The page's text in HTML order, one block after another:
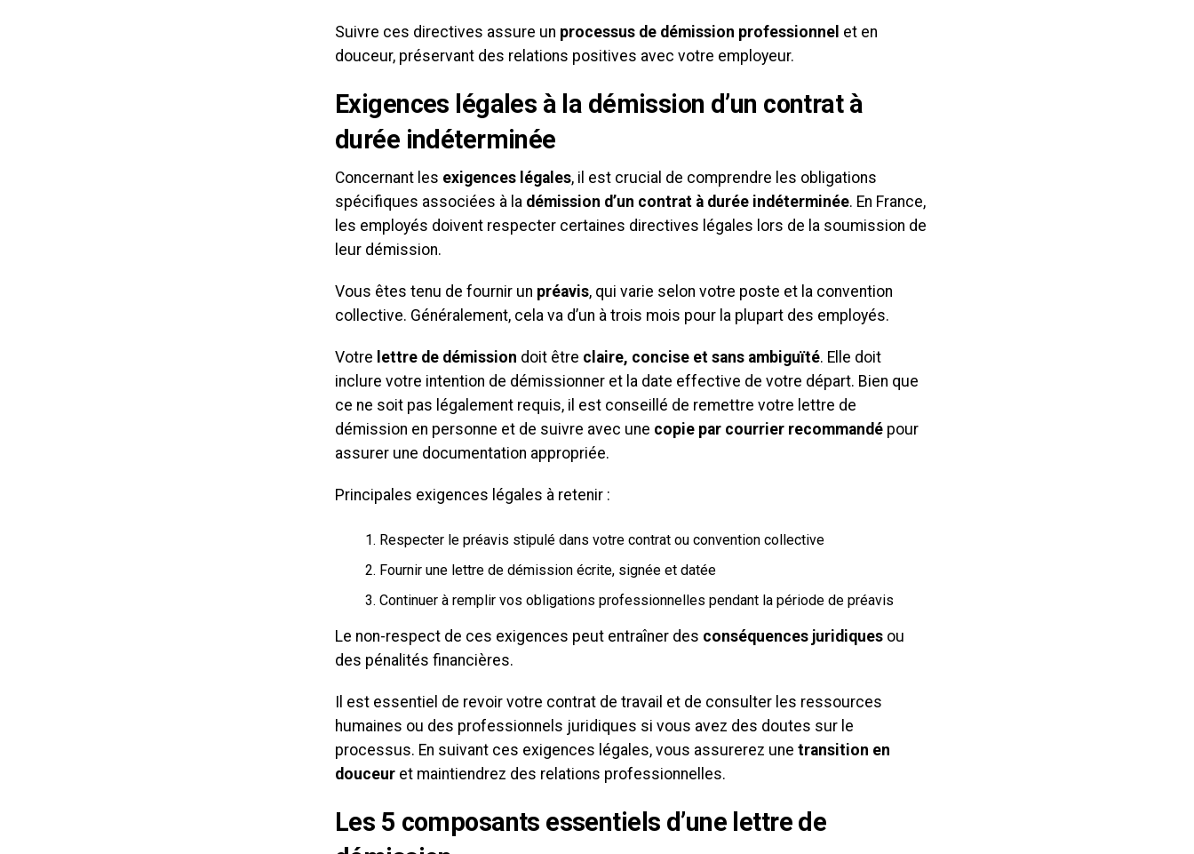
Suivre ces directives assure un processus de démission professionnel et en
douceur, préservant des relations positives avec votre employeur.
Exigences légales à la démission d’un contrat à
durée indéterminée
Concernant les exigences légales, il est crucial de comprendre les obligations
spécifiques associées à la démission d’un contrat à durée indéterminée. En France,
les employés doivent respecter certaines directives légales lors de la soumission de
leur démission.
Vous êtes tenu de fournir un préavis, qui varie selon votre poste et la convention
collective. Généralement, cela va d’un à trois mois pour la plupart des employés.
Votre lettre de démission doit être claire, concise et sans ambiguïté. Elle doit
inclure votre intention de démissionner et la date effective de votre départ. Bien que
ce ne soit pas légalement requis, il est conseillé de remettre votre lettre de
démission en personne et de suivre avec une copie par courrier recommandé pour
assurer une documentation appropriée.
Principales exigences légales à retenir :
Respecter le préavis stipulé dans votre contrat ou convention collective
Fournir une lettre de démission écrite, signée et datée
Continuer à remplir vos obligations professionnelles pendant la période de préavis
Le non-respect de ces exigences peut entraîner des conséquences juridiques ou
des pénalités financières.
Il est essentiel de revoir votre contrat de travail et de consulter les ressources
humaines ou des professionnels juridiques si vous avez des doutes sur le
processus. En suivant ces exigences légales, vous assurerez une transition en
douceur et maintiendrez des relations professionnelles.
Les 5 composants essentiels d’une lettre de